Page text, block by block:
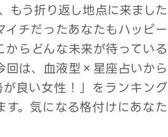
もう折り返し地点に来ました
チだったあなたもハッピー
らどんな未来が待っている
回は、血液型×星座占いから
良い女性！」をランキング
。気になる格付けにあなた